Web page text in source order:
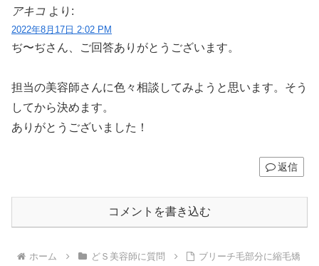
アキコ より:
2022年8月17日 2:02 PM
ぢ〜ぢさん、ご回答ありがとうございます。
担当の美容師さんに色々相談してみようと思います。そう
してから決めます。
ありがとうございました！
返信
コメントを書き込む
ホーム どＳ美容師に質問
ブリーチ毛部分に縮毛矯